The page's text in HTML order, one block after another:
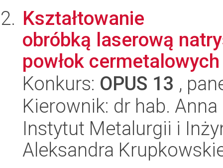
Kształtowanie
obróbką laserową
powłok
Konkurs: OPUS 13 ,
Kierownik: dr hab. Anna
Instytut Metalurgii i
Aleksandra